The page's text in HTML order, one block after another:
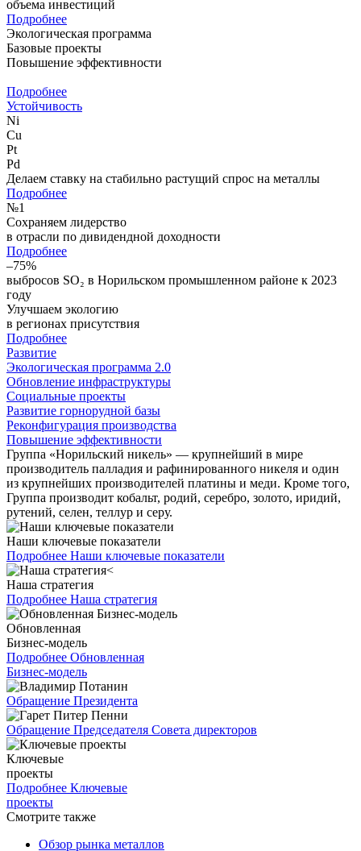
объема инвестиций
Подробнее
Экологическая программа
Базовые проекты
Повышение эффективности
Подробнее
Устойчивость
Ni
Cu
Pt
Pd
Делаем ставку на стабильно растущий спрос на металлы
Подробнее
№1
Сохраняем лидерство
в отрасли по дивидендной доходности
Подробнее
–75%
выбросов SO₂ в Норильском промышленном районе к 2023
году
Улучшаем экологию
в регионах присутствия
Подробнее
Развитие
Экологическая программа 2.0
Обновление инфраструктуры
Социальные проекты
Развитие горнорудной базы
Реконфигурация производства
Повышение эффективности
Группа «Норильский никель» — крупнейший в мире
производитель палладия и рафинированного никеля и один
из крупнейших производителей платины и меди. Кроме того,
Группа производит кобальт, родий, серебро, золото, иридий,
рутений, селен, теллур и серу.
Наши ключевые показатели
Подробнее Наши ключевые показатели
Наша стратегия
Подробнее Наша стратегия
Обновленная
Бизнес-модель
Подробнее Обновленная
Бизнес-модель
Обращение Президента
Обращение Председателя Совета директоров
Ключевые
проекты
Подробнее Ключевые
проекты
Смотрите также
Обзор рынка металлов